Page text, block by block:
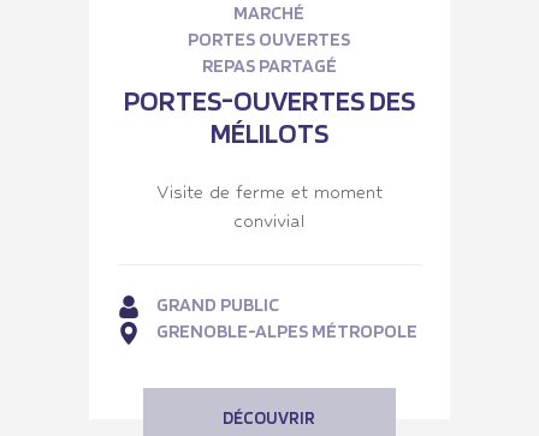
MARCHÉ
PORTES OUVERTES
REPAS PARTAGÉ
PORTES-OUVERTES DES
MÉLILOTS
Visite de ferme et moment
convivial
GRAND PUBLIC
GRENOBLE-ALPES MÉTROPOLE
DÉCOUVRIR